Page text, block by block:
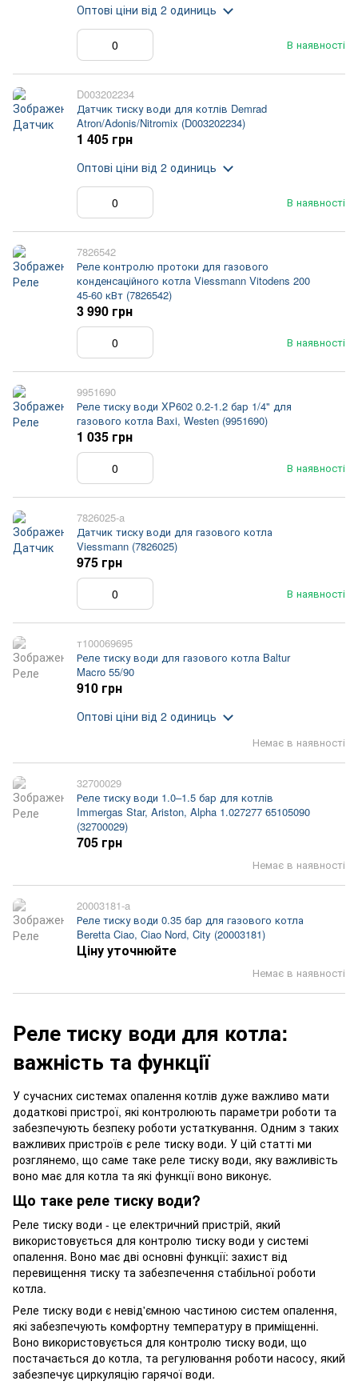
В наявності
Оптові ціни від 2 одиниць
D003202234
Датчик тиску води для котлів Demrad
Atron/Adonis/Nitromix (D003202234)
В наявності
1 405 грн
Оптові ціни від 2 одиниць
7826542
Реле контролю протоки для газового
конденсаційного котла Viessmann Vitodens 200
45-60 кВт (7826542)
В наявності
3 990 грн
9951690
Реле тиску води XP602 0.2-1.2 бар 1/4" для
газового котла Baxi, Westen (9951690)
В наявності
1 035 грн
7826025-a
Датчик тиску води для газового котла
Viessmann (7826025)
В наявності
975 грн
т100069695
Реле тиску води для газового котла Baltur
Macro 55/90
Немає в наявності
910 грн
Оптові ціни від 2 одиниць
32700029
Реле тиску води 1.0–1.5 бар для котлів
Immergas Star, Ariston, Alpha 1.027277 65105090
(32700029)
Немає в наявності
705 грн
20003181-a
Реле тиску води 0.35 бар для газового котла
Beretta Ciao, Ciao Nord, City (20003181)
Немає в наявності
Ціну уточнюйте
Реле тиску води для котла:
важність та функції
У сучасних системах опалення котлів дуже важливо мати
додаткові пристрої, які контролюють параметри роботи та
забезпечують безпеку роботи устаткування. Одним з таких
важливих пристроїв є реле тиску води. У цій статті ми
розглянемо, що саме таке реле тиску води, яку важливість
воно має для котла та які функції воно виконує.
Що таке реле тиску води?
Реле тиску води - це електричний пристрій, який
використовується для контролю тиску води у системі
опалення. Воно має дві основні функції: захист від
перевищення тиску та забезпечення стабільної роботи
котла.
Реле тиску води є невід'ємною частиною систем опалення,
які забезпечують комфортну температуру в приміщенні.
Воно використовується для контролю тиску води, що
постачається до котла, та регулювання роботи насосу, який
забезпечує циркуляцію гарячої води.